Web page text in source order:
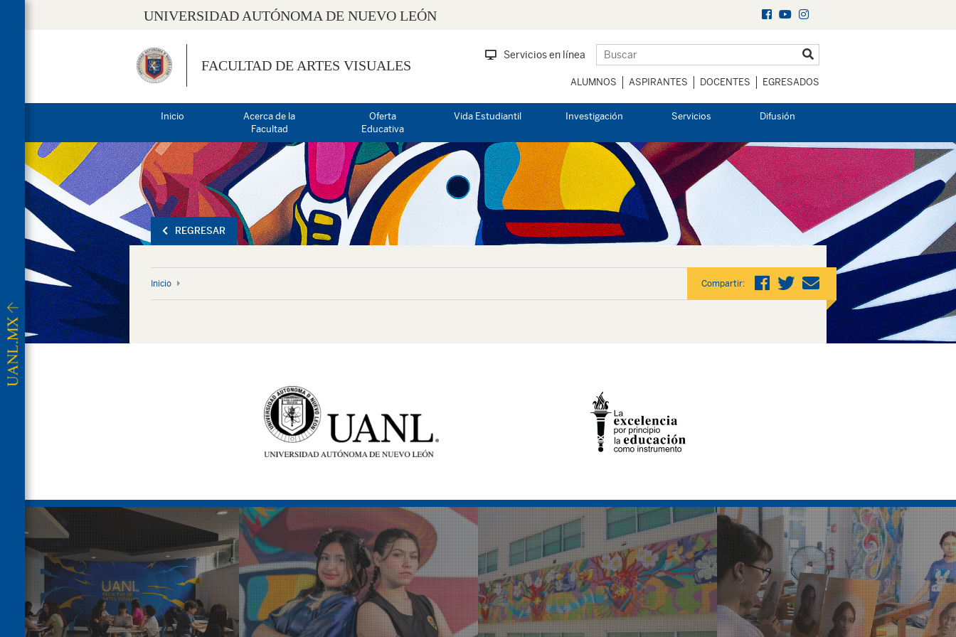
UNIVERSIDAD AUTÓNOMA DE NUEVO LEÓN
FACULTAD DE ARTES VISUALES
Servicios en línea
ALUMNOS ASPIRANTES DOCENTES EGRESADOS
Inicio
Acerca de la
Facultad
Oferta
Educativa
Vida Estudiantil Investigación Servicios Difusión
REGRESAR
Inicio Compartir: